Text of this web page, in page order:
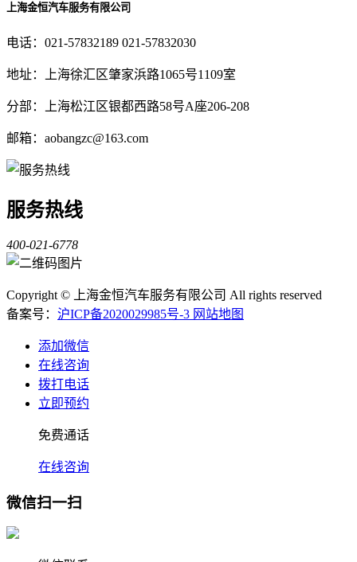
上海金恒汽车服务有限公司
电话：021-57832189 021-57832030
地址：上海徐汇区肇家浜路1065号1109室
分部：上海松江区银都西路58号A座206-208
邮箱：aobangzc@163.com
服务热线
400-021-6778
Copyright © 上海金恒汽车服务有限公司 All rights reserved
备案号： 沪ICP备2020029985号-3 网站地图
添加微信
在线咨询
拨打电话
立即预约
免费通话
在线咨询
微信扫一扫